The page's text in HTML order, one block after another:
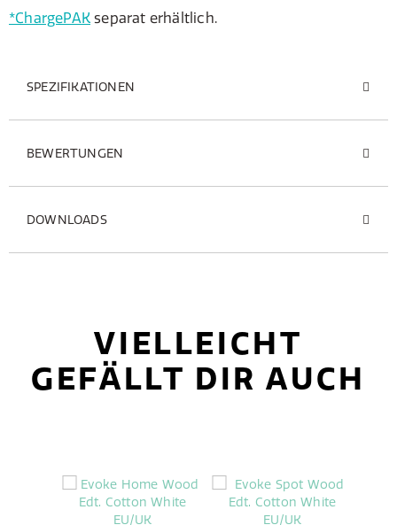
*ChargePAK separat erhältlich.
SPEZIFIKATIONEN
BEWERTUNGEN
DOWNLOADS
VIELLEICHT
GEFÄLLT DIR AUCH